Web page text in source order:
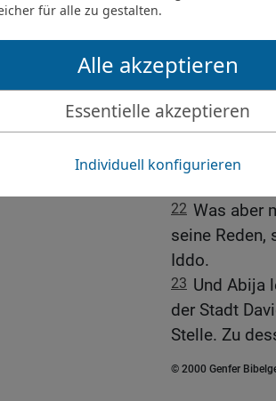
den HERRN,
Und Abija
nämlich
seinen
20 sodass
Abija lebte.
21 Abija aber
Söhne und
22 Was aber
seine Reden,
Iddo.
23 Und Abija
der Stadt
Stelle. Zu
© 2000 Genfer